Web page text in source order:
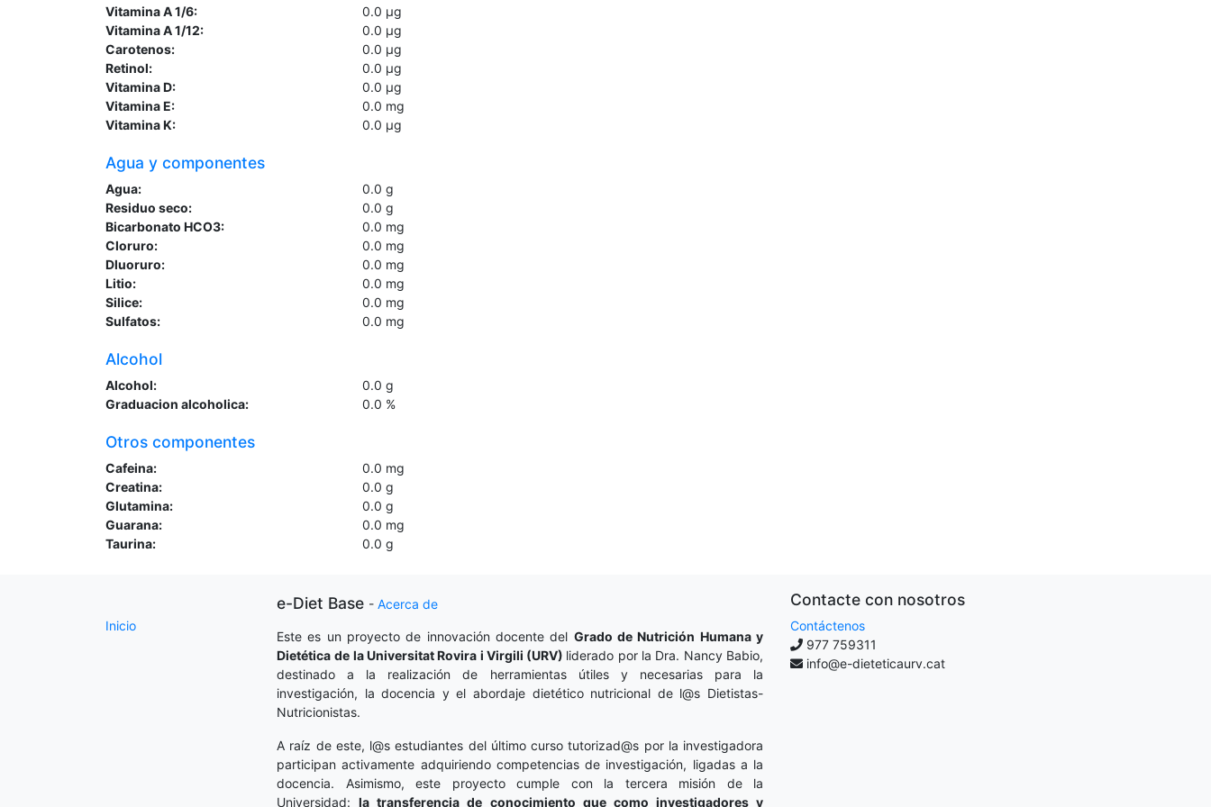
Vitamina A 1/6: 0.0 µg
Vitamina A 1/12:
0.0 µg
Carotenos:
0.0 µg
Retinol:
0.0 µg
Vitamina D:
0.0 µg
Vitamina E:
0.0 mg
Vitamina K:
0.0 µg
Agua y componentes
Agua: 0.0 g
Residuo seco:
0.0 g
Bicarbonato HCO3:
0.0 mg
Cloruro:
0.0 mg
Dluoruro:
0.0 mg
Litio:
0.0 mg
Silice:
0.0 mg
Sulfatos:
0.0 mg
Alcohol
Alcohol: 0.0 g
Graduacion alcoholica:
0.0 %
Otros componentes
Cafeina: 0.0 mg
Creatina:
0.0 g
Glutamina:
0.0 g
Guarana:
0.0 mg
Taurina:
0.0 g
Inicio
e-Diet Base - Acerca de
Este es un proyecto de innovación docente del Grado de Nutrición Humana y
Dietética de la Universitat Rovira i Virgili (URV) liderado por la Dra. Nancy Babio,
destinado a la realización de herramientas útiles y necesarias para la
investigación, la docencia y el abordaje dietético nutricional de l@s Dietistas-
Nutricionistas.
A raíz de este, l@s estudiantes del último curso tutorizad@s por la investigadora
participan activamente adquiriendo competencias de investigación, ligadas a la
docencia. Asimismo, este proyecto cumple con la tercera misión de la
Universidad:la transferencia de conocimiento que como investigadores y
Contacte con nosotros
Contáctenos
977 759311
info@e-dieteticaurv.cat